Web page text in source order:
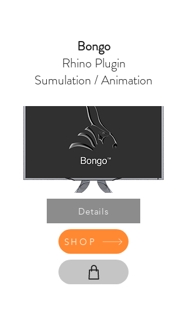
Bongo
Rhino Plugin
Sumulation / Animation
Details
SHOP